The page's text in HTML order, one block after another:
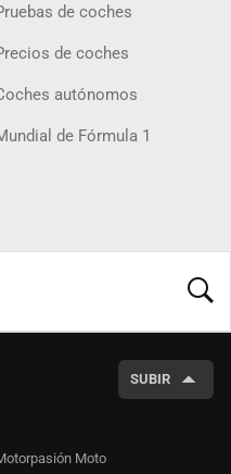
de coches
de coches
autónomos
de Fórmula 1
SUBIR
Moto